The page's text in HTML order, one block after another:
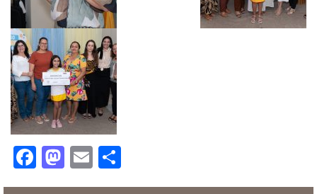
Facebook
Mastodon
Email